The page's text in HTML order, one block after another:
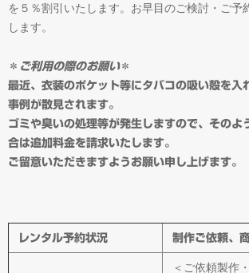
ー
ダ
ー
メ
イ
を５％割引いたします。お早目のご検討・ご予
します。
＊ ご利用の際のお願い＊
最近、衣装のポケット等にタバコの吸い殻を入
事例が散見されます。
ゴミや臭いの処理等が発生しますので、そのよ
合は追加料金を請求いたします。
ご留意いただきますようお願い申し上げます。
レンタル予約状況 制作ご依頼、
＜ご依頼製作